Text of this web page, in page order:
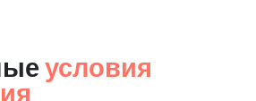
условия